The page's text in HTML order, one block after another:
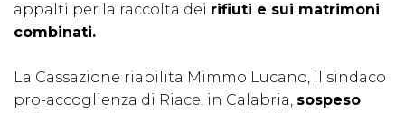
appalti per la raccolta dei rifiuti e sui matrimoni
combinati.
La Cassazione riabilita Mimmo Lucano, il sindaco
pro-accoglienza di Riace, in Calabria, sospeso